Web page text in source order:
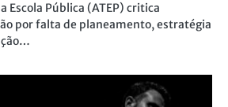
Escola Pública (ATEP) critica
por falta de planeamento, estratégia